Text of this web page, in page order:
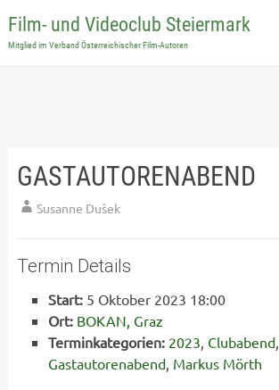
Film- und Videoclub Steiermark
Mitglied im Verband Österreichischer Film-Autoren
GASTAUTORENABEND
Susanne Dušek
Termin Details
Start:5 Oktober 2023 18:00
Ort: BOKAN, Graz
Terminkategorien: 2023, Clubabend,
Gastautorenabend, Markus Mörth